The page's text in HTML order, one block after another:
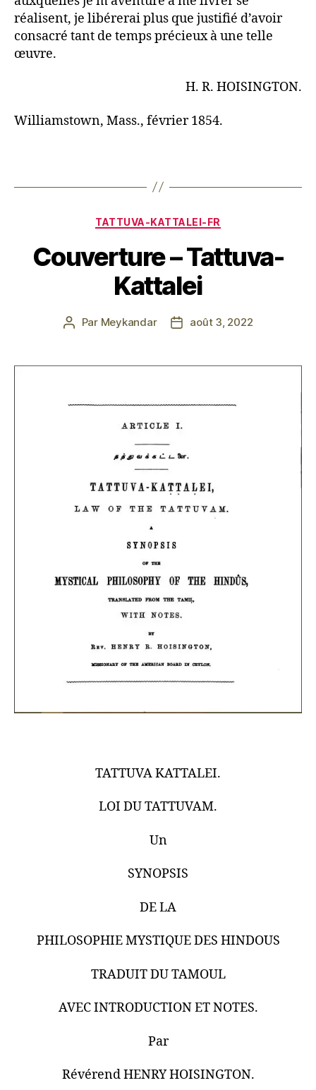
réalisent, je libérerai plus que justifié d’avoir
consacré tant de temps précieux à une telle
œuvre.
H. R. HOISINGTON.
Williamstown, Mass., février 1854.
Catégories
TATTUVA-KATTALEI-FR
Couverture – Tattuva-
Kattalei
Auteur
Par Meykandar
Dateaoût 3, 2022
TATTUVA KATTALEI.
LOI DU TATTUVAM.
Un
SYNOPSIS
DE LA
PHILOSOPHIE MYSTIQUE DES HINDOUS
TRADUIT DU TAMOUL
AVEC INTRODUCTION ET NOTES.
Par
Révérend HENRY HOISINGTON.